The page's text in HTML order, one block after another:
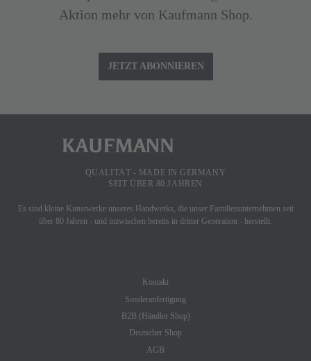
Aktion mehr von Kaufmann Shop.
JETZT ABONNIEREN
QUALITÄT - MADE IN GERMANY
SEIT ÜBER 80 JAHREN
Es sind kleine Kunstwerke unseres Handwerks, die unser Familienunternehmen seit
über 80 Jahren - und inzwischen bereits in dritter Generation - herstellt.
Kontakt
Sonderanfertigung
B2B (Händler Shop)
Deutscher Shop
AGB